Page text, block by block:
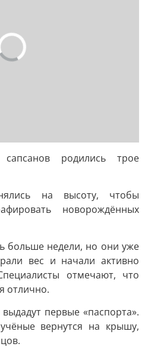
родились трое
на высоту, чтобы
новорождённых
больше недели, но они уже
вес и начали активно
отмечают, что
отлично.
первые «паспорта».
вернутся на крышу,